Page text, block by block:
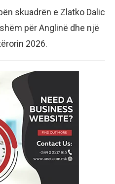
skuadrën e Zlatko Dalic
për Anglinë dhe një
2026.